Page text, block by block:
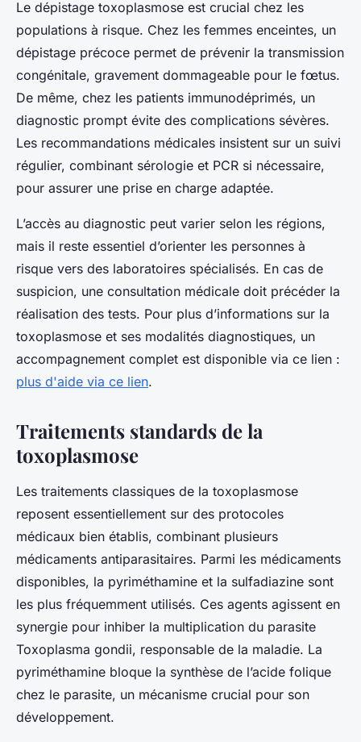
Le dépistage toxoplasmose est crucial chez les
populations à risque. Chez les femmes enceintes, un
dépistage précoce permet de prévenir la transmission
congénitale, gravement dommageable pour le fœtus.
De même, chez les patients immunodéprimés, un
diagnostic prompt évite des complications sévères.
Les recommandations médicales insistent sur un suivi
régulier, combinant sérologie et PCR si nécessaire,
pour assurer une prise en charge adaptée.
L’accès au diagnostic peut varier selon les régions,
mais il reste essentiel d’orienter les personnes à
risque vers des laboratoires spécialisés. En cas de
suspicion, une consultation médicale doit précéder la
réalisation des tests. Pour plus d’informations sur la
toxoplasmose et ses modalités diagnostiques, un
accompagnement complet est disponible via ce lien :
plus d'aide via ce lien.
Traitements standards de la
toxoplasmose
Les traitements classiques de la toxoplasmose
reposent essentiellement sur des protocoles
médicaux bien établis, combinant plusieurs
médicaments antiparasitaires. Parmi les médicaments
disponibles, la pyriméthamine et la sulfadiazine sont
les plus fréquemment utilisés. Ces agents agissent en
synergie pour inhiber la multiplication du parasite
Toxoplasma gondii, responsable de la maladie. La
pyriméthamine bloque la synthèse de l’acide folique
chez le parasite, un mécanisme crucial pour son
développement.